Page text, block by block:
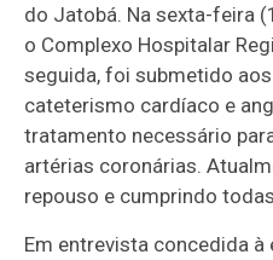
do Jatobá. Na sexta-feira
o Complexo Hospitalar
seguida, foi submetido
cateterismo cardíaco e
tratamento necessário
artérias coronárias.
repouso e cumprindo
Em entrevista concedida